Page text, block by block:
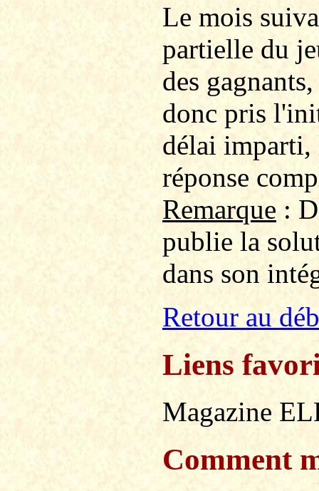
Le mois
partielle du
des
donc pris
délai imparti,
réponse
Remarque :
publie la
dans son
Retour au
Liens
Magazine
Comment